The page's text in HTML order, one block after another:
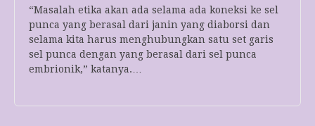
“Masalah etika akan ada selama ada koneksi ke sel
punca yang berasal dari janin yang diaborsi dan
selama kita harus menghubungkan satu set garis
sel punca dengan yang berasal dari sel punca
embrionik,” katanya.…